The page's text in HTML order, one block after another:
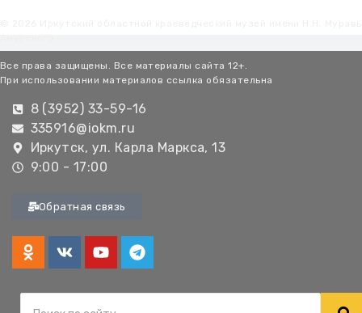
Все права защищены. Все материалы сайта 12+.
При использовании материалов ссылка обязательна
8 (3952) 33-59-16
335916@iokm.ru
Иркутск, ул. Карла Маркса, 13
9:00 - 17:00
Обратная связь